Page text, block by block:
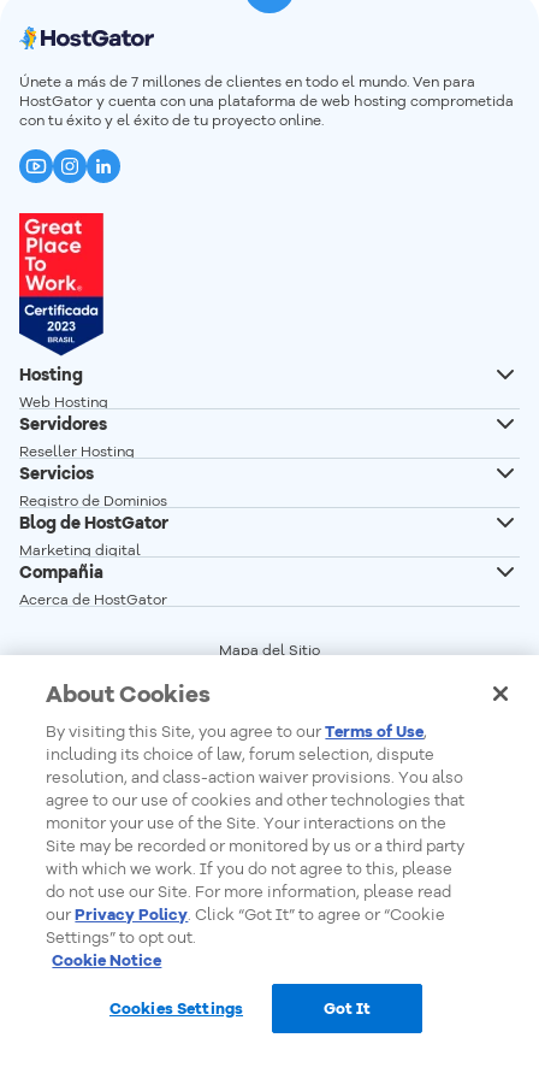
Ventas en línea
ampliarse con extensiones), seguridad, gestión de
inventario y estadísticas.
Después de elegir el tipo de sitio WordPress que deseas
crear, selecciona la plantilla que mejor se adapte a tu
Realiza hasta 30 pruebas de
rendimiento al mes, a través del menú de
funcionalidades de CDN.
Monitoreo de visitas:Acompaña el volumen total de
visitantes de tu sitio, y accede fácilmente a la lista de
los países más visitados.
Únete a más de 7 millones de clientes en todo el mundo. Ven para
HostGator y cuenta con una plataforma de web hosting comprometida
con tu éxito y el éxito de tu proyecto online.
Hosting
Web Hosting
Hosting Wordpress
Creador de Sitios
Servidores
Reseller Hosting
Servidor VPS
Servidor VPS n8n autoalojado
Servidor Dedicado Linux
Servidor Dedicado Windows
Servicios
Registro de Dominios
Transferencia de Dominios
Correo profesional
Blog de HostGator
Marketing digital
Desarrollo Web
Crear sitio web
Compañia
Acerca de HostGator
Precios
Status de los Servicios
Report Ethical Hacking
Mapa del Sitio
Central de Privacidad
Cookie Settings
Do Not Sell My Personal Information
Formas de Pago
© 2026 - HostGator Uruguay - Todos los derechos reservados
About Cookies
By visiting this Site, you agree to ourTerms of Use,
including its choice of law, forum selection, dispute
resolution, and class-action waiver provisions. You also
agree to our use of cookies and other technologies that
monitor your use of the Site. Your interactions on the
Site may be recorded or monitored by us or a third party
with which we work. If you do not agree to this, please
do not use our Site. For more information, please read
ourPrivacy Policy . Click “Got It” to agree or “Cookie
Settings” to opt out.
Cookie Notice
Cookies Settings Got It